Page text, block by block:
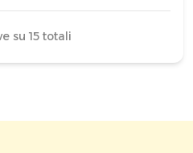
su 15 totali